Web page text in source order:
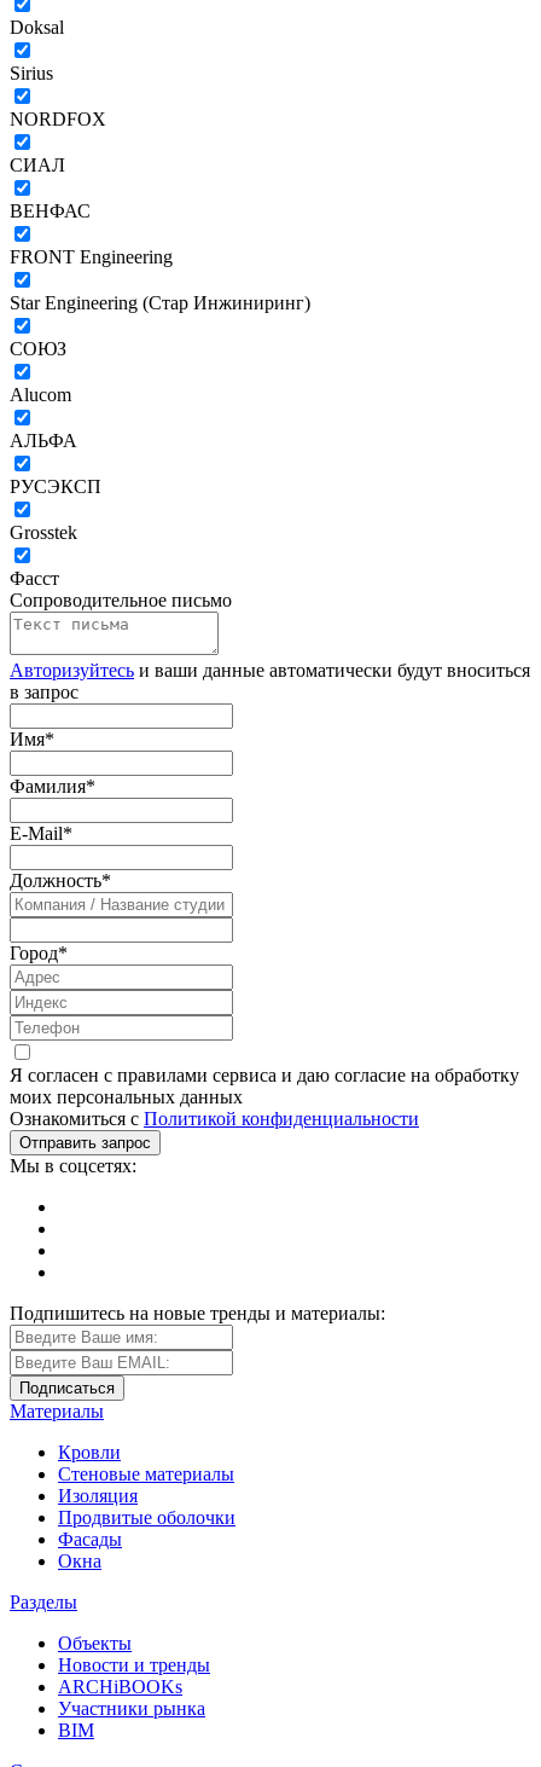
Doksal
Sirius
NORDFOX
СИАЛ
ВЕНФАС
FRONT Engineering
Star Engineering (Стар Инжиниринг)
СОЮЗ
Alucom
АЛЬФА
РУСЭКСП
Grosstek
Фасст
Сопроводительное письмо
Авторизуйтесь и ваши данные автоматически будут вноситься
в запрос
Имя*
Фамилия*
E-Mail*
Должность*
Город*
Я согласен с правилами сервиса и даю согласие на обработку
моих персональных данных
Ознакомиться с Политикой конфиденциальности
Мы в соцсетях:
Подпишитесь на новые тренды и материалы:
Материалы
Кровли
Стеновые материалы
Изоляция
Продвитые оболочки
Фасады
Окна
Разделы
Объекты
Новости и тренды
ARCHiBOOKs
Участники рынка
BIM